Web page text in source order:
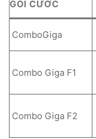
GÓI CƯỚC
ComboGiga
Combo Giga F1
Combo Giga F2